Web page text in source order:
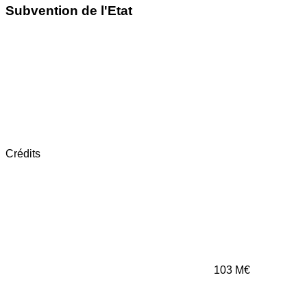
Subvention de l'Etat
Crédits
103 M€